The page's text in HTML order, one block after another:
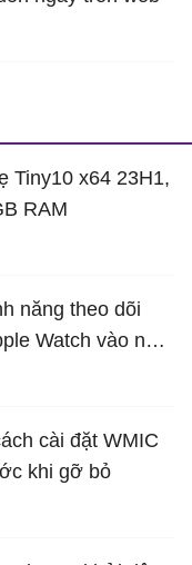
Tiny10 x64 23H1,
RAM
năng theo dõi
Watch vào năm
cài đặt WMIC
khi gỡ bỏ